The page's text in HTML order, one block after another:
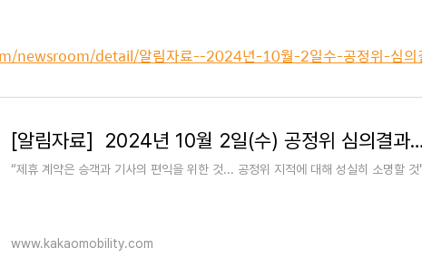
detail/알림자료--2024년-10월-2일수-공정위-심의
[알림자료] 2024년 10월 2일(수) 공정위 심의결과에 대한 입장
“제휴 계약은 승객과 기사의 편익을 위한 것... 공정위 지적에 대해 성실히 소명할 것"
www.kakaomobility.com